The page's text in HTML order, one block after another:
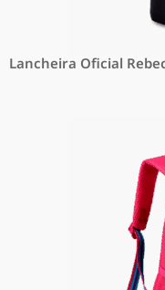
Lancheira Oficial